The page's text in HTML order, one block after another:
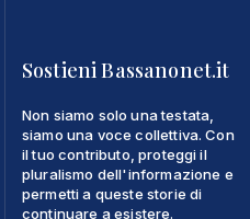
Sostieni Bassanonet.it
Non siamo solo una testata,
siamo una voce collettiva. Con
il tuo contributo, proteggi il
pluralismo dell'informazione e
permetti a queste storie di
continuare a esistere.